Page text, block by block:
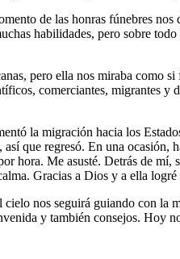
de las honras fúnebres
habilidades, pero sobre
pero ella nos miraba como
comerciantes, migrantes y
la migración hacia los
así que regresó. En una
hora. Me asusté. Detrás de mí,
Gracias a Dios y a ella logré
cielo nos seguirá guiando con
y también consejos. Hoy